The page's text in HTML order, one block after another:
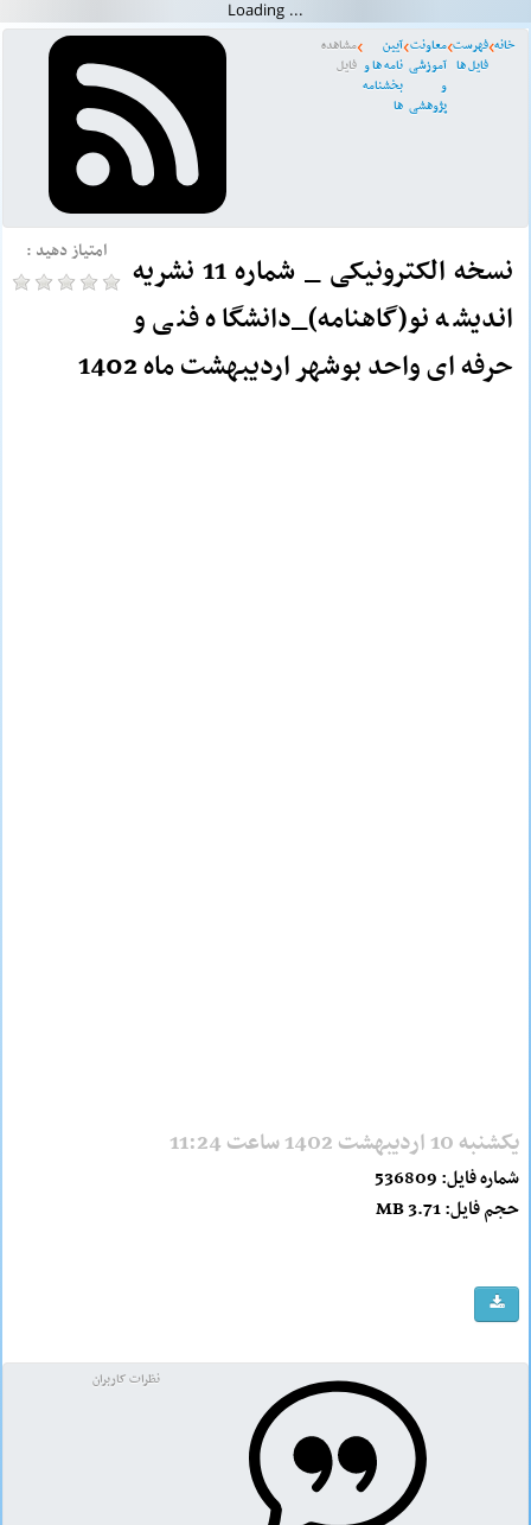
خانه فهرست
فایل ها
معاونت
آموزشی
و
پژوهشی
آیین
نامه ها و
بخشنامه
ها
مشاهده
فایل
امتیاز دهید :
نسخه الکترونیکی _ شماره 11 نشریه
اندیشه نو(گاهنامه)_دانشگاه فنی و
حرفه ای واحد بوشهر اردیبهشت ماه 1402
یکشنبه 10 اردیبهشت 1402 ساعت 11:24
شماره فایل: 536809
حجم فایل: 3.71 MB
نظرات کاربران